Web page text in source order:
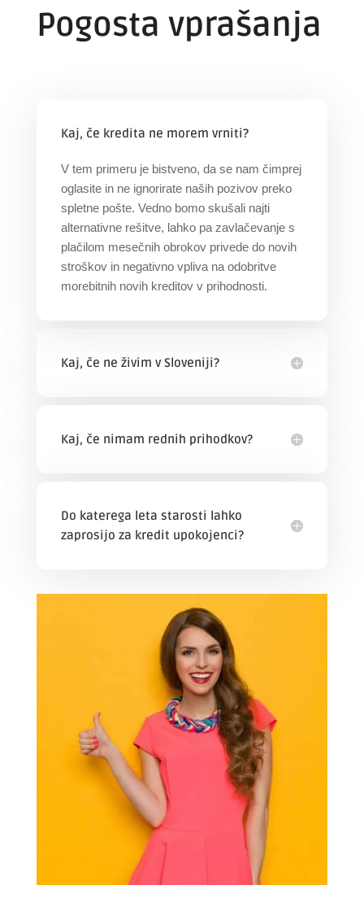
Pogosta vprašanja
Kaj, če kredita ne morem vrniti?
V tem primeru je bistveno, da se nam čimprej
oglasite in ne ignorirate naših pozivov preko
spletne pošte. Vedno bomo skušali najti
alternativne rešitve, lahko pa zavlačevanje s
plačilom mesečnih obrokov privede do novih
stroškov in negativno vpliva na odobritve
morebitnih novih kreditov v prihodnosti.
Kaj, če ne živim v Sloveniji?
Kaj, če nimam rednih prihodkov?
Do katerega leta starosti lahko
zaprosijo za kredit upokojenci?